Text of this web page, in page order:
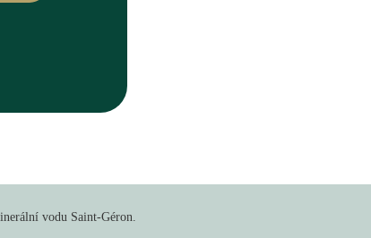
vodu Saint-Géron.